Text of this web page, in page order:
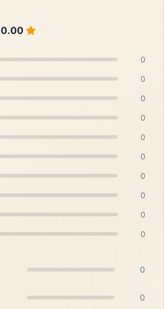
0.00
0
0
0
0
0
0
0
0
0
0
0
0